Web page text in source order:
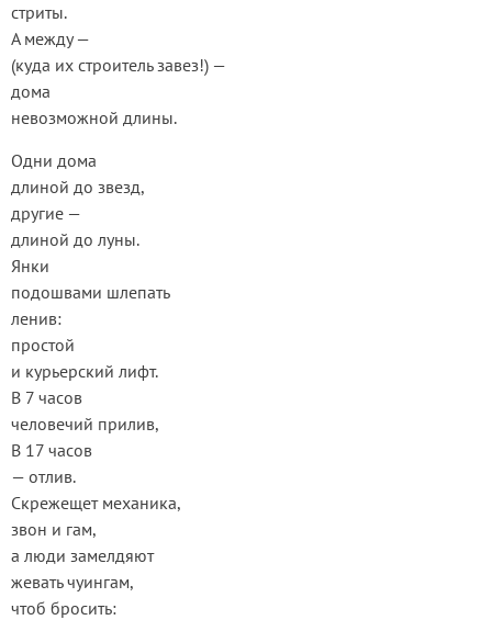
стриты.
А между —
(куда их строитель завез!) —
дома
невозможной длины.
Одни дома
длиной до звезд,
другие —
длиной до луны.
Янки
подошвами шлепать
ленив:
простой
и курьерский лифт.
В 7 часов
человечий прилив,
В 17 часов
— отлив.
Скрежещет механика,
звон и гам,
а люди замелдяют
жевать чуингам,
чтоб бросить: